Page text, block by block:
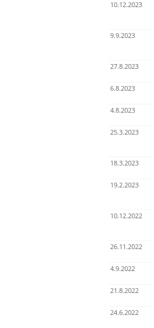
10.12.2023
9.9.2023
27.8.2023
6.8.2023
4.8.2023
25.3.2023
18.3.2023
19.2.2023
10.12.2022
26.11.2022
4.9.2022
21.8.2022
24.6.2022